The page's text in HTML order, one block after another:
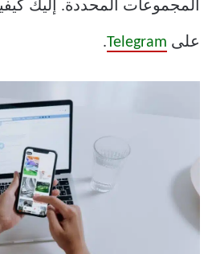
المجموعات المحددة. إليك
على Telegram
.